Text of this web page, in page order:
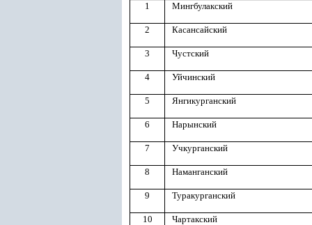
1 Мингбулакский
2 Касансайский
3 Чустский
4 Уйчинский
5 Янгикурганский
6 Нарынский
7 Учкурганский
8 Наманганский
9 Туракурганский
10 Чартакский